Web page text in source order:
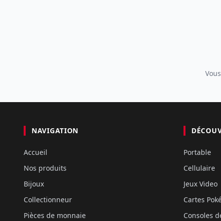
NAVIGATION
Accueil
Nos produits
Bijoux
Collectionneur
Pièces de monnaie
Portable
Cellulaire
Jeux Video
Cartes
Consoles